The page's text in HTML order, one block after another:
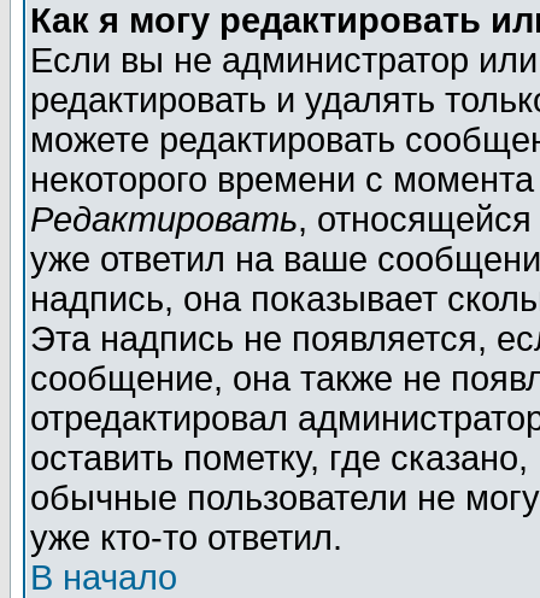
Как я могу редактировать
Если вы не администратор
редактировать и удалять
можете редактировать
некоторого времени с
Редактировать,
уже ответил на ваше
надпись, она показывает
Эта надпись не появляется,
сообщение, она также не
отредактировал
оставить пометку, где
обычные пользователи не
уже кто-то ответил.
В начало